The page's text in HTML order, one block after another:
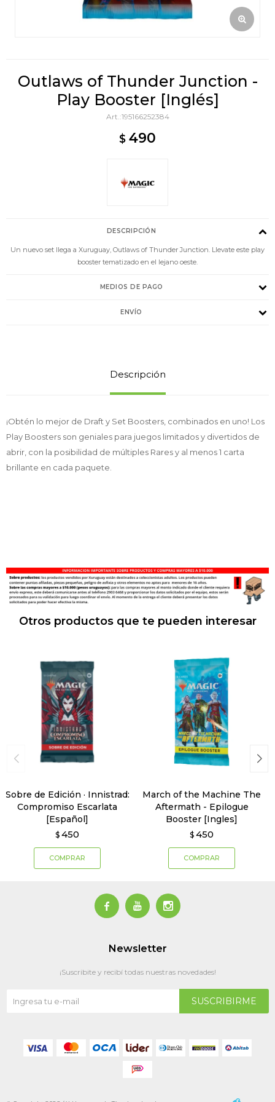
Outlaws of Thunder Junction -
Play Booster [Inglés]
195166252384
$ 490
DESCRIPCIÓN
Un nuevo set llega a Xuruguay, Outlaws of Thunder Junction. Llevate este play
booster tematizado en el lejano oeste.
MEDIOS DE PAGO
ENVÍO
Descripción
¡Obtén lo mejor de Draft y Set Boosters, combinados en uno! Los
Play Boosters son geniales para juegos limitados y divertidos de
abrir, con la posibilidad de múltiples Rares y al menos 1 carta
brillante en cada paquete.
Otros productos que te pueden interesar
Sobre de Edición · Innistrad:
Compromiso Escarlata
[Español]
$ 450
March of the Machine The
Aftermath - Epilogue
Booster [Ingles]
$ 450
  
Newsletter
¡Suscribite y recibí todas nuestras novedades!
SUSCRIBIRME